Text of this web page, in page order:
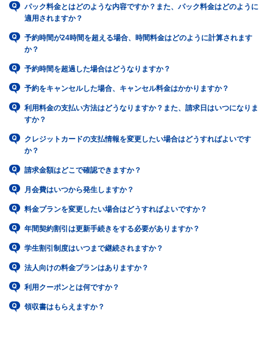
パック料金とはどのような内容ですか？また、パック料金はどのように
適用されますか？
予約時間が24時間を超える場合、時間料金はどのように計算されます
か？
予約時間を超過した場合はどうなりますか？
予約をキャンセルした場合、キャンセル料金はかかりますか？
利用料金の支払い方法はどうなりますか？また、請求日はいつになりま
すか？
クレジットカードの支払情報を変更したい場合はどうすればよいです
か？
請求金額はどこで確認できますか？
月会費はいつから発生しますか？
料金プランを変更したい場合はどうすればよいですか？
年間契約割引は更新手続きをする必要がありますか？
学生割引制度はいつまで継続されますか？
法人向けの料金プランはありますか？
利用クーポンとは何ですか？
領収書はもらえますか？